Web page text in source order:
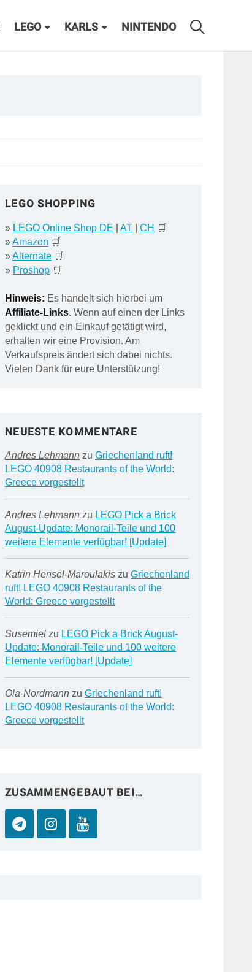
LEGO KARLS NINTENDO
LEGO SHOPPING
» LEGO Online Shop DE AT| CH 🛒
»Amazon 🛒
»Alternate🛒
» Proshop🛒
Hinweis: Es handelt sich hierbei um
Affiliate-Links. Wenn auf einen der Links
geklickt und ein Einkauf getätigt wird,
erhalten wir eine Provision. Am
Verkaufspreis ändert sich dabei nichts.
Vielen Dank für eure Unterstützung!
NEUESTE KOMMENTARE
Andres Lehmannzu Griechenland ruft!
LEGO 40908 Restaurants of the World:
Greece vorgestellt
Andres Lehmannzu LEGO Pick a Brick
August-Update: Monorail-Teile und 100
weitere Elemente verfügbar! [Update]
Katrin Hensel-Maroulakiszu Griechenland
ruft! LEGO 40908 Restaurants of the
World: Greece vorgestellt
Susemielzu LEGO Pick a Brick August-
Update: Monorail-Teile und 100 weitere
Elemente verfügbar! [Update]
Ola-Nordmannzu Griechenland ruft!
LEGO 40908 Restaurants of the World:
Greece vorgestellt
ZUSAMMENGEBAUT BEI…